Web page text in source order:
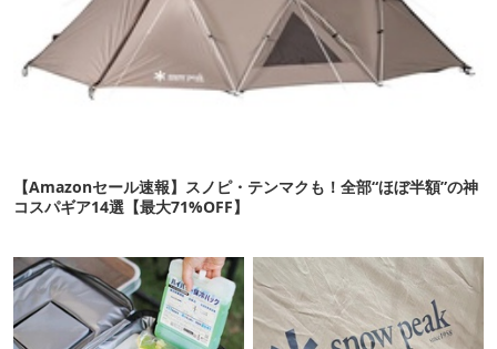
【Amazonセール速報】スノピ・テンマクも！全部“ほぼ半額”の神
コスパギア14選【最大71%OFF】